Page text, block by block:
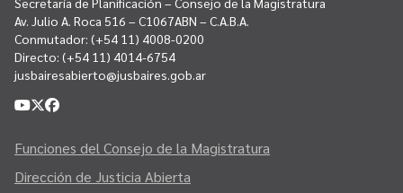
Av. Julio A. Roca 516 – C1067ABN – C.A.B.A.
Conmutador: (+54 11) 4008-0200
Directo: (+54 11) 4014-6754
jusbairesabierto@jusbaires.gob.ar
Funciones del Consejo de la Magistratura
Dirección de Justicia Abierta